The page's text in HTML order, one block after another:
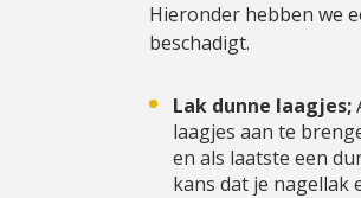
Hieronder hebben we
beschadigt.
Lak dunne laagjes;
laagjes aan te
en als laatste een
kans dat je nagellak